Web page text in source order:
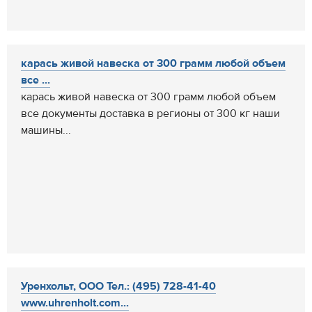
карась живой навеска от 300 грамм любой объем
все ...
карась живой навеска от 300 грамм любой объем
все документы доставка в регионы от 300 кг наши
машины...
Уренхольт, ООО Тел.: (495) 728-41-40
www.uhrenholt.com...